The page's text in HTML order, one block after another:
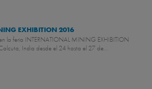
EXHIBITION 2016
la feria INTERNATIONAL MINING EXHIBITION
India desde el 24 hasta el 27 de...